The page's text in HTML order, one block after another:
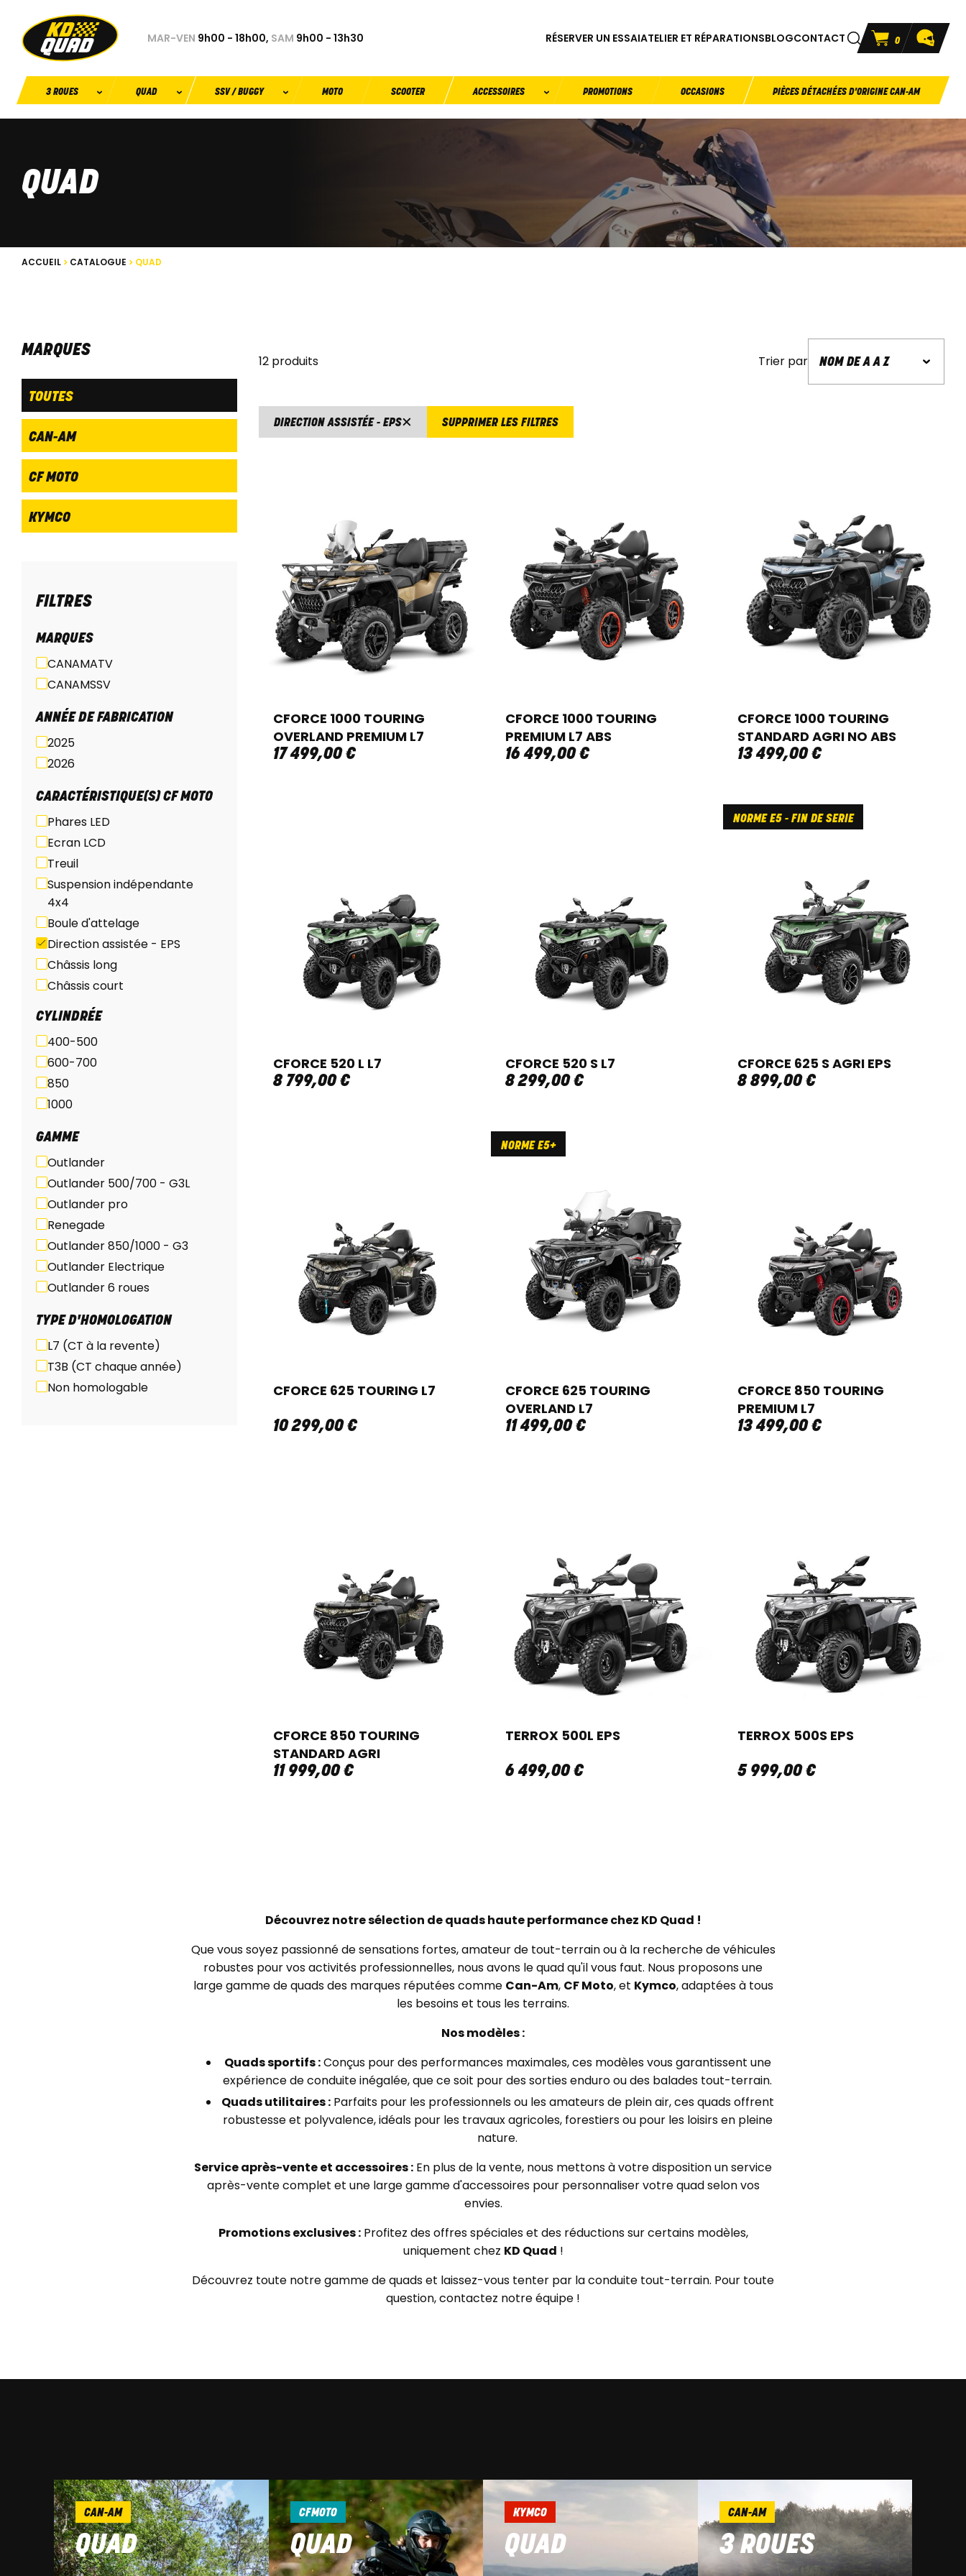
MAR-VEN 9h00 - 18h00, SAM 9h00 - 13h30 RÉSERVER UN ESSAIATELIER ET RÉPARATIONSBLOGCONTACT 0
3 ROUES QUAD SSV / BUGGY MOTO SCOOTER ACCESSOIRES PROMOTIONS OCCASIONS PIÈCES DÉTACHÉES D'ORIGINE CAN-AM
QUAD
ACCUEIL CATALOGUE QUAD
MARQUES
TOUTES
CAN-AM
CF MOTO
KYMCO
FILTRES
MARQUES
CANAMATV
CANAMSSV
ANNÉE DE FABRICATION
2025
2026
CARACTÉRISTIQUE(S) CF MOTO
Phares LED
Ecran LCD
Treuil
Suspension indépendante
4x4
Boule d'attelage
Direction assistée - EPS
Châssis long
Châssis court
ABS
CYLINDRÉE
400-500
600-700
850
1000
GAMME
Outlander
Outlander 500/700 - G3L
Outlander pro
Renegade
Outlander 850/1000 - G3
Outlander Electrique
Outlander 6 roues
TYPE D'HOMOLOGATION
L7 (CT à la revente)
T3B (CT chaque année)
Non homologable
12 produits Trier par
DIRECTION ASSISTÉE - EPS SUPPRIMER LES FILTRES
CFORCE 1000 TOURING
OVERLAND PREMIUM L7
17 499,00€
CFORCE 1000 TOURING
PREMIUM L7 ABS
16 499,00€
CFORCE 1000 TOURING
STANDARD AGRI NO ABS
13 499,00€
CFORCE 520 L L7
8 799,00€
CFORCE 520 S L7
8 299,00€
NORME E5 - FIN DE SERIE
CFORCE 625 S AGRI EPS
8 899,00€
CFORCE 625 TOURING L7
10 299,00€
NORME E5+
CFORCE 625 TOURING
OVERLAND L7
11 499,00€
CFORCE 850 TOURING
PREMIUM L7
13 499,00€
CFORCE 850 TOURING
STANDARD AGRI
11 999,00€
TERROX 500L EPS
6 499,00€
TERROX 500S EPS
5 999,00€
Découvrez notre sélection de quads haute performance chez KD Quad !
Que vous soyez passionné de sensations fortes, amateur de tout-terrain ou à la recherche de véhicules
robustes pour vos activités professionnelles, nous avons le quad qu'il vous faut. Nous proposons une
large gamme de quads des marques réputées comme Can-Am, CF Moto, et Kymco, adaptées à tous
les besoins et tous les terrains.
Nos modèles :
Quads sportifs :Conçus pour des performances maximales, ces modèles vous garantissent une
expérience de conduite inégalée, que ce soit pour des sorties enduro ou des balades tout-terrain.
Quads utilitaires :Parfaits pour les professionnels ou les amateurs de plein air, ces quads offrent
robustesse et polyvalence, idéals pour les travaux agricoles, forestiers ou pour les loisirs en pleine
nature.
Service après-vente et accessoires : En plus de la vente, nous mettons à votre disposition un service
après-vente complet et une large gamme d'accessoires pour personnaliser votre quad selon vos
envies.
Promotions exclusives :Profitez des offres spéciales et des réductions sur certains modèles,
uniquement chez KD Quad !
Découvrez toute notre gamme de quads et laissez-vous tenter par la conduite tout-terrain. Pour toute
question, contactez notre équipe !
CAN-AM
QUAD
CFMOTO
QUAD
KYMCO
QUAD
CAN-AM
3 ROUES